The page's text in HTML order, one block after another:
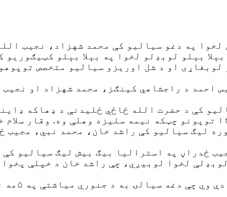
دغه اوه افغان لوبغاړي د ۷ بېلا بېلو لوبډلو لخوا په
لوبغاړی او د شل اوریزو سیالیو متخصص
احمد د راجشاهي کینګز، محمد شهزاد او
لیګ سیالیو کې راشد خان، محمد نبي،
ځدراڼ په استرالیا بیګ بیش لیګ سیالیو
لخوا لوبیږي، چې راشد خان د خپلې